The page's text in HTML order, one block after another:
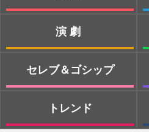
演劇
セレブ＆ゴシップ
トレンド